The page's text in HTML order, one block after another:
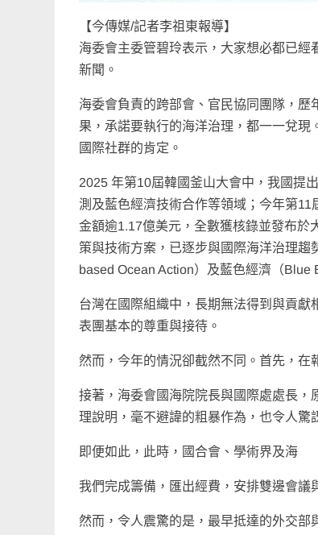
【今傳媒/記者李祖東報導】
海委會主委管碧玲表示，大家想必都已
新聞。
海委會負責的跨部會、官民協同團隊，
果，承諾要執行的海洋治理，都一一兌
國際社群的肯定。
2025 年第10屆韓國釜山大會中，我國提
測及藍色經濟技術合作等領域；今年第
金額逾1.17億美元，全數獲核錄並發布於
策與技術方案，已逐步與國際海洋治理
based Ocean Action）及藍色經濟（Blue
台灣在國際組織中，長期無法得到與貢
表團基本的尊重與接待。
然而，今年的情況卻截然不同。首先，在
接著，海委會國海院院長與國際處處長
理說明，毫不避諱的粗暴作為，也令人驚
即便如此，此時，國合會、學術界及海
我們完成籌備，匯出經費，安排雙邊會議
然而，令人震驚的是，最早抵達的外交部